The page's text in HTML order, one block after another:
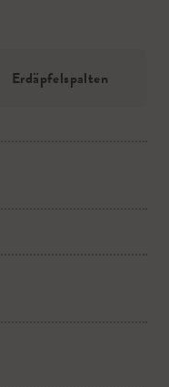
Erdäpfelspalten